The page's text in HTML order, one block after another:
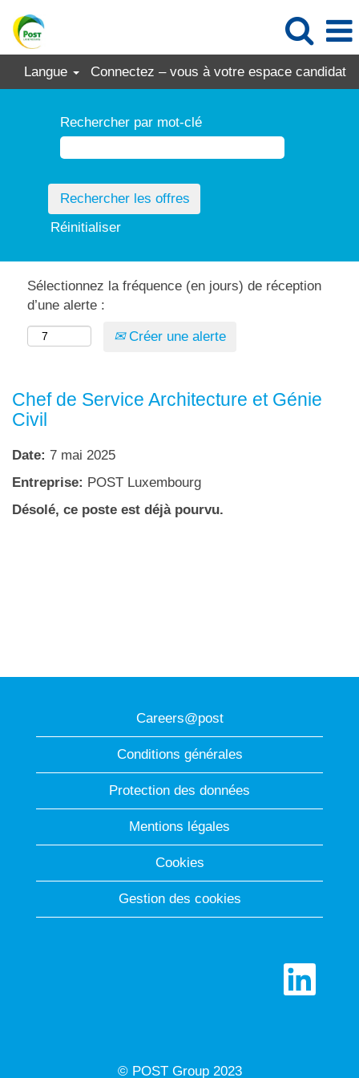
Langue Connectez – vous à votre espace candidat
Rechercher par mot-clé
Réinitialiser
Sélectionnez la fréquence (en jours) de réception
d’une alerte :
Créer une alerte
Chef de Service Architecture et Génie
Civil
Date: 7 mai 2025
Entreprise: POST Luxembourg
Désolé, ce poste est déjà pourvu.
Careers@post
Conditions générales
Protection des données
Mentions légales
Cookies
Gestion des cookies
S
o
© POST Group 2023